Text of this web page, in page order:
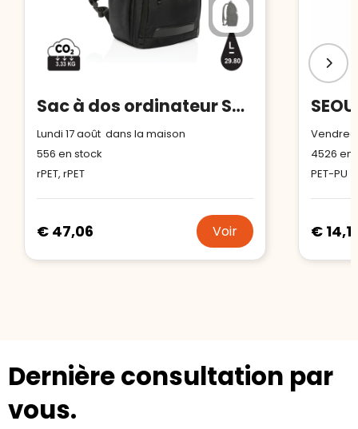
Sac à dos ordinateur Swiss Peak Voyager en rPET AWARE™
Lundi 17 août dans la maison
556 en stock
rPET, rPET
€ 47,06 Voir
4526 en
PET-PU
€
Dernière consultation par
vous.